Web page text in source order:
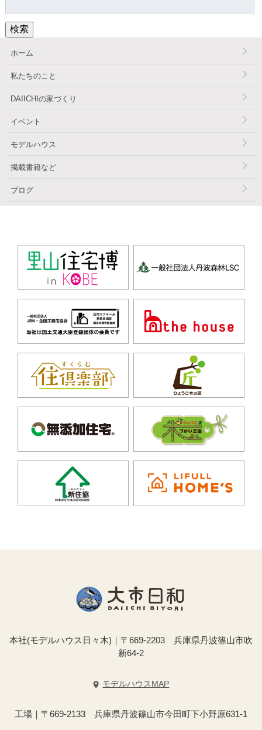
検索
ホーム
私たちのこと
DAIICHIの家づくり
イベント
モデルハウス
掲載書籍など
ブログ
本社(モデルハウス日々木)｜〒669-2203 兵庫県丹波篠山市吹
新64-2
モデルハウスMAP
工場｜〒669-2133 兵庫県丹波篠山市今田町下小野原631-1